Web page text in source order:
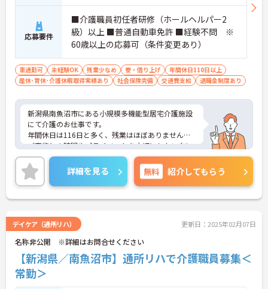
応募要件
■介護職員初任者研修（ホールヘルパー2
級）以上 ■普通自動車免許 ■経験不問 ※
60歳以上の応募可（条件変更あり）
車通勤可 未経験OK 残業少なめ 寮・借り上げ
年間休日110日以上
産休･育休･介護休暇取得実績あり
社会保険完備 交通費支給 退職金制度あり
新潟県南魚沼市にある小規模多機能型居宅介護施設
にて介護のお仕事です。
年間休日は116日と多く、残業はほぼありません。
ご家族との時間やプライベートを大切にしたい方に
もおすすめです◎
ご興味がある方は是非一度マイナビまでお問い合わ
せください。さらに詳細などお伝えします！
詳細を見る 無料 紹介してもらう
デイケア（通所リハ） 更新日：2025年02月07日
名称非公開 ※詳細はお問合せください
【新潟県／南魚沼市】通所リハで介護職員募集＜
常勤＞